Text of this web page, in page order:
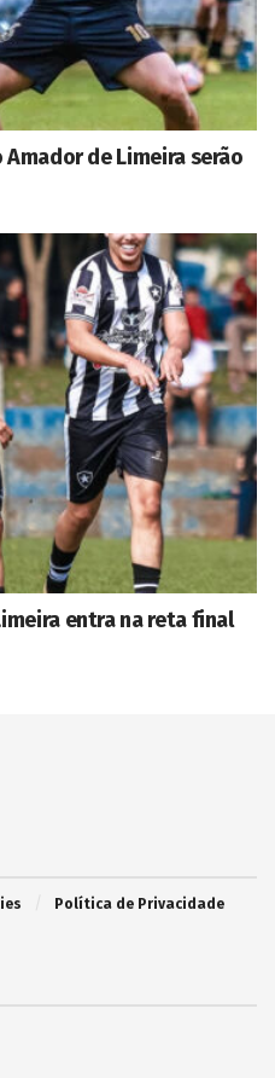
de Limeira serão
entra na reta final
Política de Privacidade